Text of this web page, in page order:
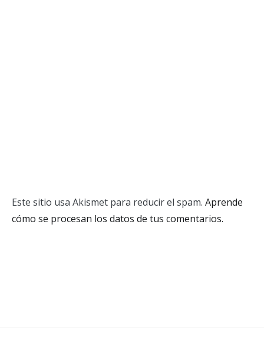
Este sitio usa Akismet para reducir el spam. Aprende
cómo se procesan los datos de tus comentarios.